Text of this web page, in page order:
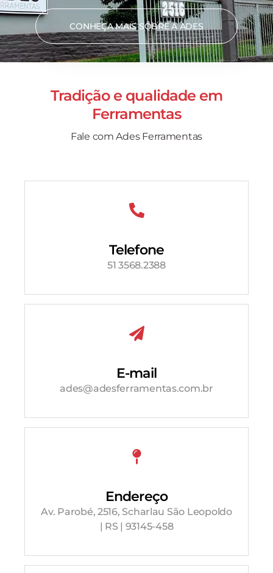
CONHEÇA MAIS SOBRE A ADES
Tradição e qualidade em
Ferramentas
Fale com Ades Ferramentas
Telefone
51 3568.2388
E-mail
ades@adesferramentas.com.br
Endereço
Av. Parobé, 2516, Scharlau São Leopoldo
| RS | 93145-458